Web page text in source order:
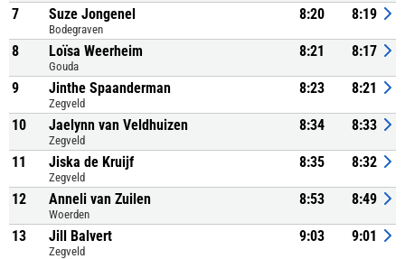
7 Suze Jongenel
Bodegraven
8:20 8:19
8 Loïsa Weerheim
Gouda
8:21 8:17
9 Jinthe Spaanderman
Zegveld
8:23 8:21
10 Jaelynn van Veldhuizen
Zegveld
8:34 8:33
11 Jiska de Kruijf
Zegveld
8:35 8:32
12 Anneli van Zuilen
Woerden
8:53 8:49
13 Jill Balvert
Zegveld
9:03 9:01